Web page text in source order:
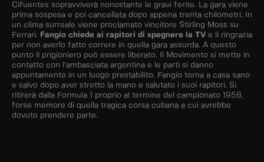
Cifuentes sopravviverà nonostante le gravi ferite. La gara viene
prima sospesa e poi cancellata dopo appena trenta chilometri. In
un clima surreale viene proclamato vincitore Stirling Moss su
Ferrari.
Fangio chiede ai rapitori di spegnere la TV e li ringrazia
per non averlo fatto correre in quella gara assurda. A questo
punto il prigioniero può essere liberato. Il Movimento si mette in
contatto con l’ambasciata argentina e le parti si danno
appuntamento in un luogo prestabilito. Fangio torna a casa sano
e salvo dopo aver stretto la mano e salutato i suoi rapitori. Si
ritirerà dalla Formula 1 proprio al termine del campionato 1958,
forse memore di quella tragica corsa cubana a cui avrebbe
dovuto prendere parte.